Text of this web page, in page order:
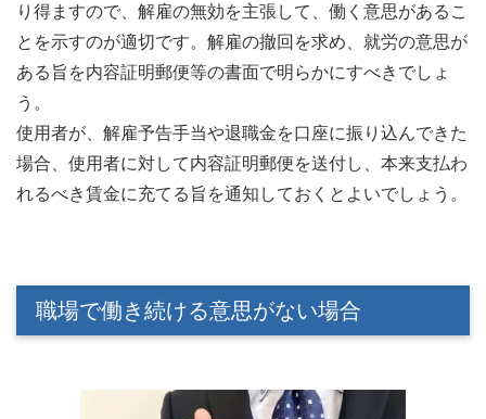
り得ますので、解雇の無効を主張して、働く意思があるこ
とを示すのが適切です。解雇の撤回を求め、就労の意思が
ある旨を内容証明郵便等の書面で明らかにすべきでしょ
う。
使用者が、解雇予告手当や退職金を口座に振り込んできた
場合、使用者に対して内容証明郵便を送付し、本来支払わ
れるべき賃金に充てる旨を通知しておくとよいでしょう。
職場で働き続ける意思がない場合